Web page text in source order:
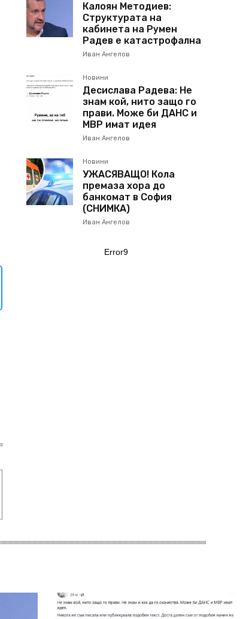
Калоян Методиев:
Структурата на
кабинета на Румен
Радев е катастрофална
Иван Ангелов
Новини
Десислава Радева: Не
знам кой, нито защо го
прави. Може би ДАНС и
МВР имат идея
Иван Ангелов
Новини
УЖАСЯВАЩО! Кола
премаза хора до
банкомат в София
(СНИМКА)
Иван Ангелов
Error9